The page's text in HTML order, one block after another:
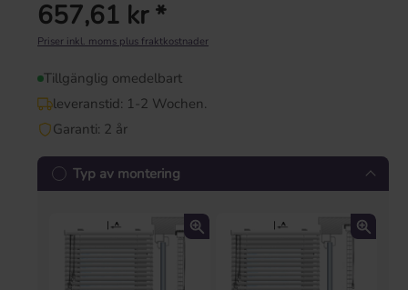
Ordinarie pris:
657,61 kr *
Priser inkl. moms plus fraktkostnader
Tillgänglig omedelbart
leveranstid: 1-2 Wochen.
Garanti: 2 år
Typ av montering